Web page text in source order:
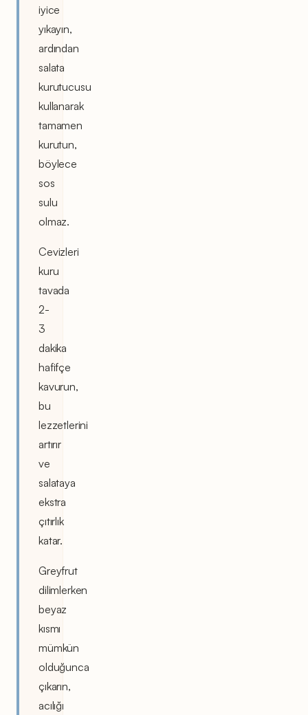
iyice
yıkayın,
ardından
salata
kurutucusu
kullanarak
tamamen
kurutun,
böylece
sos
sulu
olmaz.
Cevizleri
kuru
tavada
2-
3
dakika
hafifçe
kavurun,
bu
lezzetlerini
artırır
ve
salataya
ekstra
çıtırlık
katar.
Greyfrut
dilimlerken
beyaz
kısmı
mümkün
olduğunca
çıkarın,
acılığı